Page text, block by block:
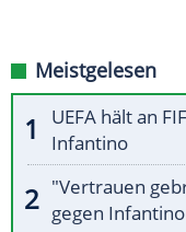
Meistgelesen
UEFA hält an
Infantino
"Vertrauen
gegen